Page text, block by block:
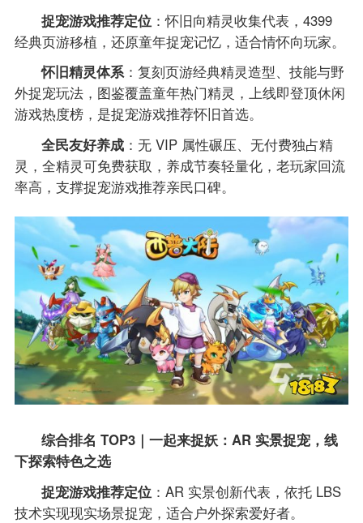
捉宠游戏推荐定位 ：怀旧向精灵收集代表，4399
经典页游移植，还原童年捉宠记忆，适合情怀向玩家。
怀旧精灵体系：复刻页游经典精灵造型、技能与野
外捉宠玩法，图鉴覆盖童年热门精灵，上线即登顶休闲
游戏热度榜，是捉宠游戏推荐怀旧首选。
全民友好养成 ：无 VIP 属性碾压、无付费独占精
灵，全精灵可免费获取，养成节奏轻量化，老玩家回流
率高，支撑捉宠游戏推荐亲民口碑。
综合排名 TOP3｜一起来捉妖：AR 实景捉宠，线
下探索特色之选
捉宠游戏推荐定位 ：AR 实景创新代表，依托 LBS
技术实现现实场景捉宠，适合户外探索爱好者。